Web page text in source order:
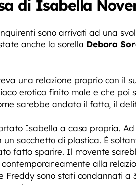
di Isabella
sono arrivati ad una
anche la sorella Debora
una relazione proprio con il
erotico finito male e che poi
sarebbe andato il fatto, il
Isabella a casa propria. Ad
sacchetto di plastica. È
fatto sparire. Il movente
alla
Freddy sono stati condannati a